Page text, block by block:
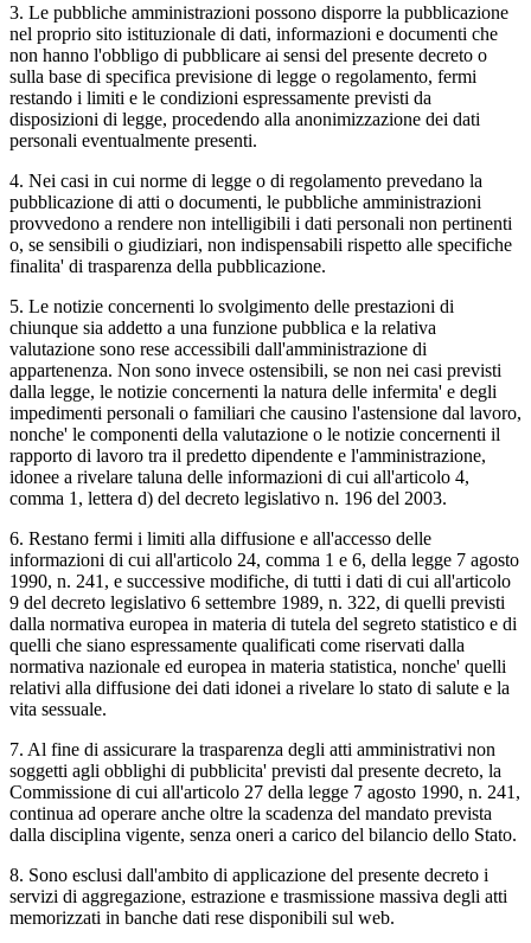
3. Le pubbliche amministrazioni possono disporre la pubblicazione
nel proprio sito istituzionale di dati, informazioni e documenti che
non hanno l'obbligo di pubblicare ai sensi del presente decreto o
sulla base di specifica previsione di legge o regolamento, fermi
restando i limiti e le condizioni espressamente previsti da
disposizioni di legge, procedendo alla anonimizzazione dei dati
personali eventualmente presenti.
4. Nei casi in cui norme di legge o di regolamento prevedano la
pubblicazione di atti o documenti, le pubbliche amministrazioni
provvedono a rendere non intelligibili i dati personali non pertinenti
o, se sensibili o giudiziari, non indispensabili rispetto alle specifiche
finalita' di trasparenza della pubblicazione.
5. Le notizie concernenti lo svolgimento delle prestazioni di
chiunque sia addetto a una funzione pubblica e la relativa
valutazione sono rese accessibili dall'amministrazione di
appartenenza. Non sono invece ostensibili, se non nei casi previsti
dalla legge, le notizie concernenti la natura delle infermita' e degli
impedimenti personali o familiari che causino l'astensione dal lavoro,
nonche' le componenti della valutazione o le notizie concernenti il
rapporto di lavoro tra il predetto dipendente e l'amministrazione,
idonee a rivelare taluna delle informazioni di cui all'articolo 4,
comma 1, lettera d) del decreto legislativo n. 196 del 2003.
6. Restano fermi i limiti alla diffusione e all'accesso delle
informazioni di cui all'articolo 24, comma 1 e 6, della legge 7 agosto
1990, n. 241, e successive modifiche, di tutti i dati di cui all'articolo
9 del decreto legislativo 6 settembre 1989, n. 322, di quelli previsti
dalla normativa europea in materia di tutela del segreto statistico e di
quelli che siano espressamente qualificati come riservati dalla
normativa nazionale ed europea in materia statistica, nonche' quelli
relativi alla diffusione dei dati idonei a rivelare lo stato di salute e la
vita sessuale.
7. Al fine di assicurare la trasparenza degli atti amministrativi non
soggetti agli obblighi di pubblicita' previsti dal presente decreto, la
Commissione di cui all'articolo 27 della legge 7 agosto 1990, n. 241,
continua ad operare anche oltre la scadenza del mandato prevista
dalla disciplina vigente, senza oneri a carico del bilancio dello Stato.
8. Sono esclusi dall'ambito di applicazione del presente decreto i
servizi di aggregazione, estrazione e trasmissione massiva degli atti
memorizzati in banche dati rese disponibili sul web.